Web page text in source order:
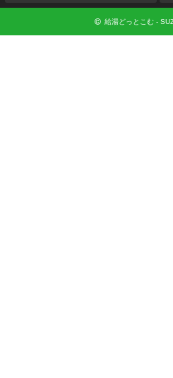
給湯どっとこむ -